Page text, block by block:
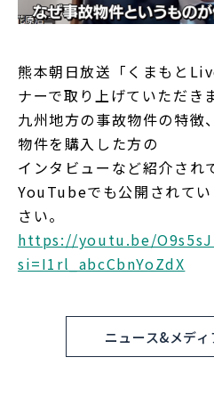
熊本朝日放送「くまもと
ナーで取り上げていただき
九州地方の事故物件の特徴
物件を購入した方の
インタビューなど紹介され
YouTubeでも公開されて
さい。
https://youtu.be/
si=I1rl_abcCbnYoZdX
ニュース&メデ
ニュース&メディア
運営会社
プライバシーポリシー